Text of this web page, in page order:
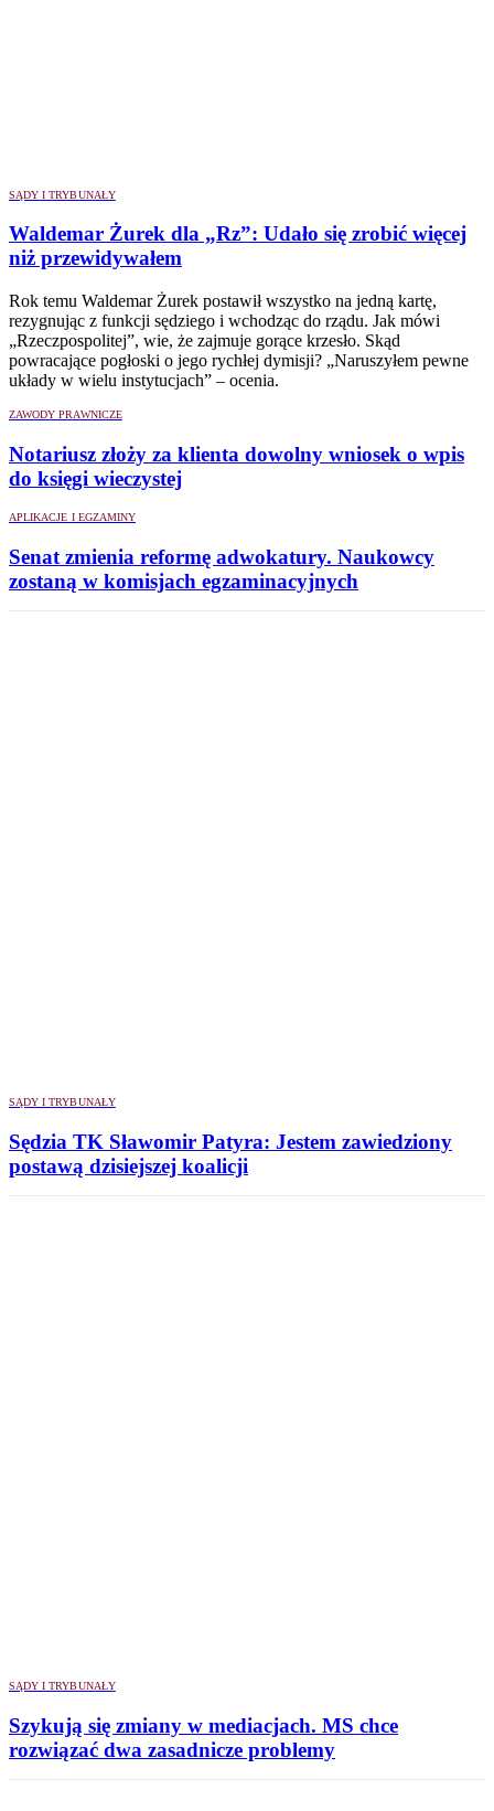
SĄDY I TRYBUNAŁY
Waldemar Żurek dla „Rz”: Udało się zrobić więcej
niż przewidywałem
Rok temu Waldemar Żurek postawił wszystko na jedną kartę,
rezygnując z funkcji sędziego i wchodząc do rządu. Jak mówi
„Rzeczpospolitej”, wie, że zajmuje gorące krzesło. Skąd
powracające pogłoski o jego rychłej dymisji? „Naruszyłem pewne
układy w wielu instytucjach” – ocenia.
ZAWODY PRAWNICZE
Notariusz złoży za klienta dowolny wniosek o wpis
do księgi wieczystej
APLIKACJE I EGZAMINY
Senat zmienia reformę adwokatury. Naukowcy
zostaną w komisjach egzaminacyjnych
SĄDY I TRYBUNAŁY
Sędzia TK Sławomir Patyra: Jestem zawiedziony
postawą dzisiejszej koalicji
SĄDY I TRYBUNAŁY
Szykują się zmiany w mediacjach. MS chce
rozwiązać dwa zasadnicze problemy